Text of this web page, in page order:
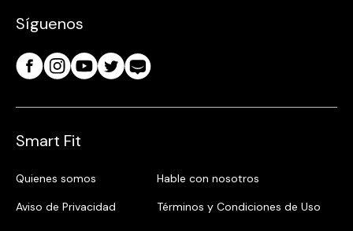
Síguenos
Smart Fit
Quienes somos
Hable con nosotros
Aviso de Privacidad
Términos y Condiciones de Uso